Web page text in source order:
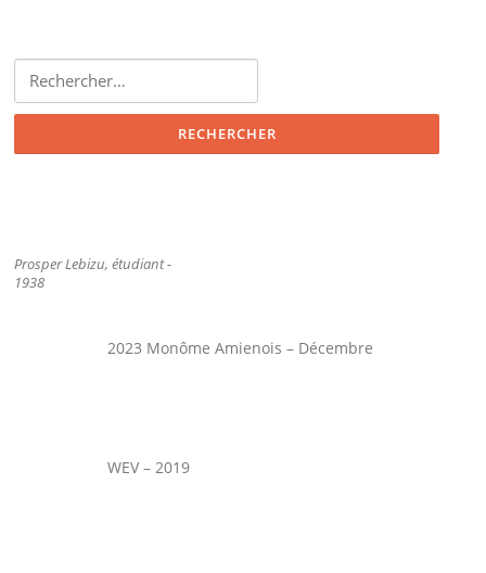
Rechercher :
Prosper Lebizu, étudiant -
1938
2023 Monôme Amienois – Décembre
WEV – 2019